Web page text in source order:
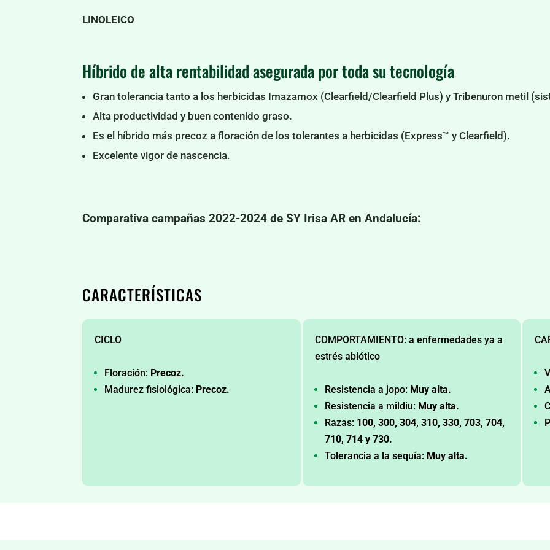
LINOLEICO
Híbrido de alta rentabilidad asegurada por toda su tecnología
Gran tolerancia tanto a los herbicidas Imazamox (Clearfield/Clearfield Plus) y Tribenuron metil
Alta productividad y buen contenido graso.
Es el híbrido más precoz a floración de los tolerantes a herbicidas (Express™ y Clearfield).
Excelente vigor de nascencia.
Comparativa campañas 2022-2024 de SY Irisa AR en Andalucía:
CARACTERÍSTICAS
CICLO
Floración: Precoz.
Madurez fisiológica: Precoz.
COMPORTAMIENTO: a enfermedades ya a
estrés abiótico
Resistencia a jopo: Muy alta.
Resistencia a mildiu: Muy alta.
Razas: 100, 300, 304, 310, 330, 703, 704,
710, 714 y 730.
Tolerancia a la sequía: Muy alta.